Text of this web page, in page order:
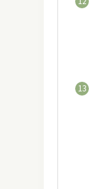
13